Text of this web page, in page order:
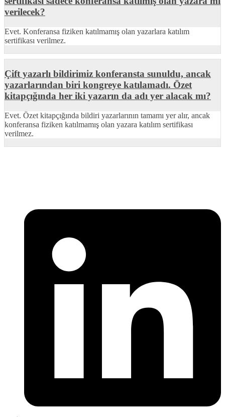
verilecek?
Evet. Konferansa fiziken katılmamış olan yazarlara katılım
sertifikası verilmez.
Çift yazarlı bildirimiz konferansta sunuldu, ancak
yazarlarından biri kongreye katılamadı. Özet
kitapçığında her iki yazarın da adı yer alacak mı?
Evet. Özet kitapçığında bildiri yazarlarının tamamı yer alır, ancak
konferansa fiziken katılmamış olan yazara katılım sertifikası
verilmez.